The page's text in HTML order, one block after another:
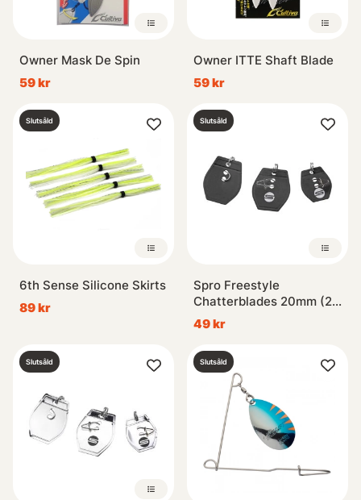
Owner Mask De Spin
59 kr
Owner ITTE Shaft Blade
59 kr
Slutsåld
6th Sense Silicone Skirts
89 kr
Slutsåld
Spro Freestyle
Chatterblades 20mm (2-
pack)
49 kr
Slutsåld Slutsåld